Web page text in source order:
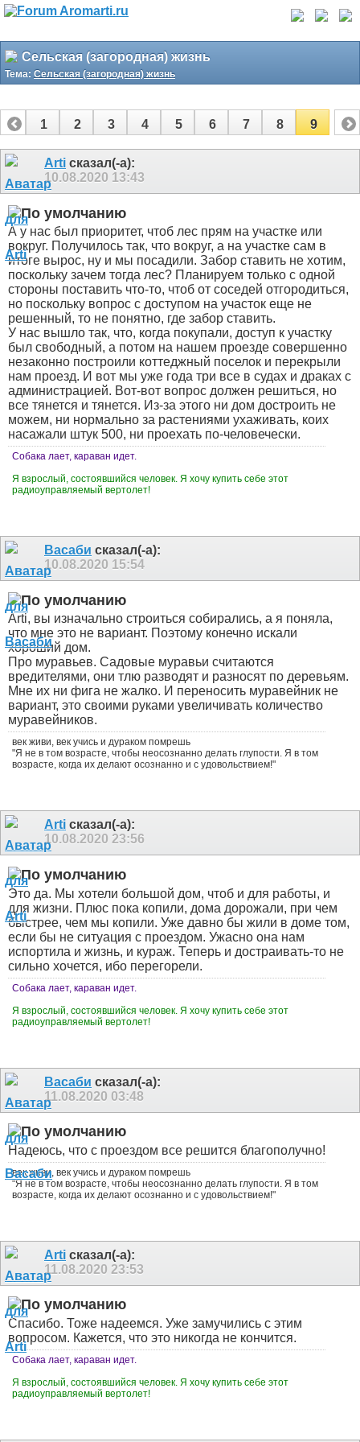
Сельская (загородная) жизнь
Тема: Сельская (загородная) жизнь
1 2 3 4 5 6 7 8 9
Arti сказал(-а):
10.08.2020 13:43
А у нас был приоритет, чтоб лес прям на участке или
вокруг. Получилось так, что вокруг, а на участке сам в
итоге вырос, ну и мы посадили. Забор ставить не хотим,
поскольку зачем тогда лес? Планируем только с одной
стороны поставить что-то, чтоб от соседей отгородиться,
но поскольку вопрос с доступом на участок еще не
решенный, то не понятно, где забор ставить.
У нас вышло так, что, когда покупали, доступ к участку
был свободный, а потом на нашем проезде совершенно
незаконно построили коттеджный поселок и перекрыли
нам проезд. И вот мы уже года три все в судах и драках с
администрацией. Вот-вот вопрос должен решиться, но
все тянется и тянется. Из-за этого ни дом достроить не
можем, ни нормально за растениями ухаживать, коих
насажали штук 500, ни проехать по-человечески.
Собака лает, караван идет.
Я взрослый, состоявшийся человек. Я хочу купить себе этот
радиоуправляемый вертолет!
Васаби сказал(-а):
10.08.2020 15:54
Arti, вы изначально строиться собирались, а я поняла,
что мне это не вариант. Поэтому конечно искали
хороший дом.
Про муравьев. Садовые муравьи считаются
вредителями, они тлю разводят и разносят по деревьям.
Мне их ни фига не жалко. И переносить муравейник не
вариант, это своими руками увеличивать количество
муравейников.
век живи, век учись и дураком помрешь
"Я не в том возрасте, чтобы неосознанно делать глупости. Я в том
возрасте, когда их делают осознанно и с удовольствием!"
Arti сказал(-а):
10.08.2020 23:56
Это да. Мы хотели большой дом, чтоб и для работы, и
для жизни. Плюс пока копили, дома дорожали, при чем
быстрее, чем мы копили. Уже давно бы жили в доме том,
если бы не ситуация с проездом. Ужасно она нам
испортила и жизнь, и кураж. Теперь и достраивать-то не
сильно хочется, ибо перегорели.
Собака лает, караван идет.
Я взрослый, состоявшийся человек. Я хочу купить себе этот
радиоуправляемый вертолет!
Васаби сказал(-а):
11.08.2020 03:48
Надеюсь, что с проездом все решится благополучно!
век живи, век учись и дураком помрешь
"Я не в том возрасте, чтобы неосознанно делать глупости. Я в том
возрасте, когда их делают осознанно и с удовольствием!"
Arti сказал(-а):
11.08.2020 23:53
Спасибо. Тоже надеемся. Уже замучились с этим
вопросом. Кажется, что это никогда не кончится.
Собака лает, караван идет.
Я взрослый, состоявшийся человек. Я хочу купить себе этот
радиоуправляемый вертолет!